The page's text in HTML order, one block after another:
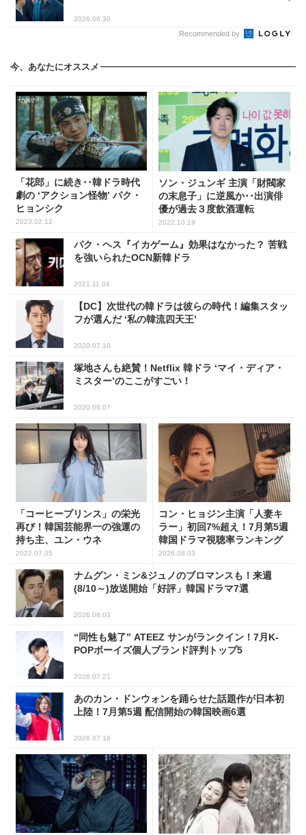
2026.06.30
Recommended by
今、あなたにオススメ
「花郎」に続き･･韓ドラ時代
劇の ‘アクション怪物’ パク・
ヒョンシク
2023.02.12
ソン・ジュンギ 主演「財閥家
の末息子」に逆風か･･出演俳
優が過去３度飲酒運転
2022.10.19
パク・ヘス『イカゲーム』効果はなかった？ 苦戦
を強いられたOCN新韓ドラ
2021.11.04
【DC】次世代の韓ドラは彼らの時代！編集スタッ
フが選んだ ‘私の韓流四天王’
2020.07.10
塚地さんも絶賛！Netflix 韓ドラ ‘マイ・ディア・
ミスター’のここがすごい！
2020.08.07
「コーヒープリンス」の栄光
再び！韓国芸能界一の強運の
持ち主、ユン・ウネ
2022.07.05
コン・ヒョジン主演「人妻キ
ラー」初回7%超え！7月第5週
韓国ドラマ視聴率ランキング
2026.08.03
ナムグン・ミン&ジュノのブロマンスも！来週
(8/10～)放送開始「好評」韓国ドラマ7選
2026.08.03
“同性も魅了” ATEEZ サンがランクイン！7月K-
POPボーイズ個人ブランド評判トップ5
2026.07.21
あのカン・ドンウォンを踊らせた話題作が日本初
上陸！7月第5週 配信開始の韓国映画6選
2026.07.16